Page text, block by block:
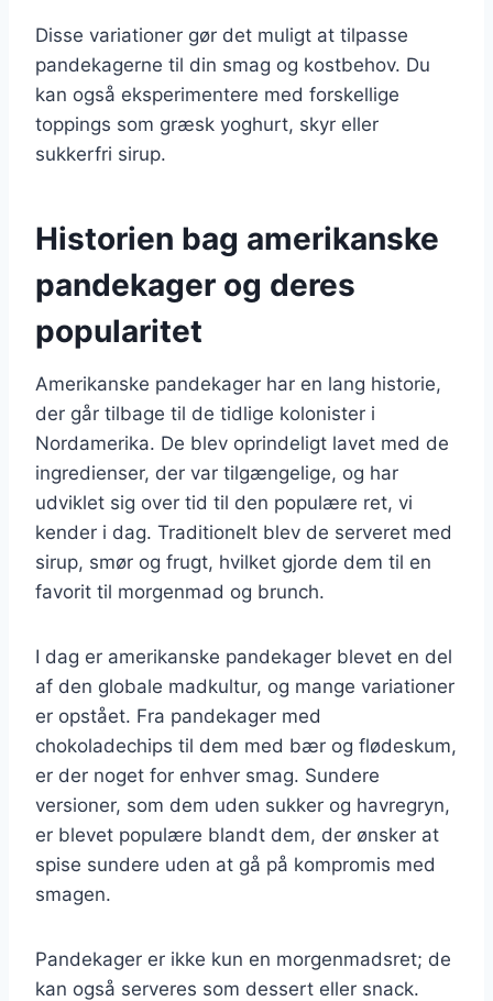
Disse variationer gør det muligt at tilpasse
pandekagerne til din smag og kostbehov. Du
kan også eksperimentere med forskellige
toppings som græsk yoghurt, skyr eller
sukkerfri sirup.
Historien bag amerikanske
pandekager og deres
popularitet
Amerikanske pandekager har en lang historie,
der går tilbage til de tidlige kolonister i
Nordamerika. De blev oprindeligt lavet med de
ingredienser, der var tilgængelige, og har
udviklet sig over tid til den populære ret, vi
kender i dag. Traditionelt blev de serveret med
sirup, smør og frugt, hvilket gjorde dem til en
favorit til morgenmad og brunch.
I dag er amerikanske pandekager blevet en del
af den globale madkultur, og mange variationer
er opstået. Fra pandekager med
chokoladechips til dem med bær og flødeskum,
er der noget for enhver smag. Sundere
versioner, som dem uden sukker og havregryn,
er blevet populære blandt dem, der ønsker at
spise sundere uden at gå på kompromis med
smagen.
Pandekager er ikke kun en morgenmadsret; de
kan også serveres som dessert eller snack.